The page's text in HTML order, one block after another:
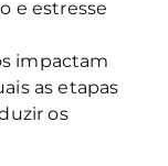
e estresse
impactam
as etapas
os